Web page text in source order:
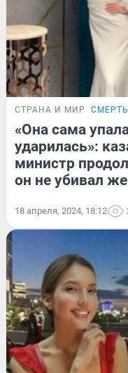
СТРАНА И МИР
«Она сама
ударилась»:
министр
он не убивал
18 апреля, 2024, 18:12